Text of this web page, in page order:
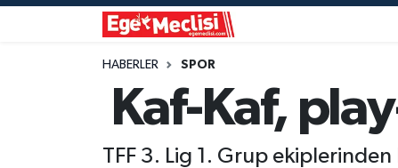
HABERLER SPOR
Kaf-Kaf,
TFF 3. Lig 1. Grup
GÜNCEL
ÖZEL HABER
POLİTİKA